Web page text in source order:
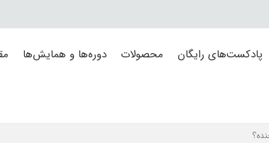
پادکست‌های رایگان محصولات دوره‌ها و همایش‌ها